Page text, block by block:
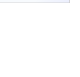
らにフェリーで10